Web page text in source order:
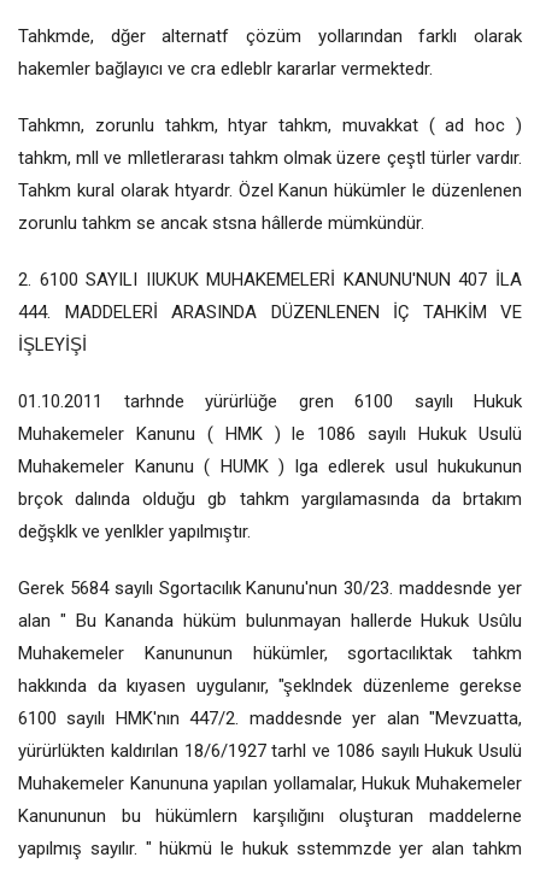
Tahkmde, dğer alternatf çözüm yollarından farklı olarak
hakemler bağlayıcı ve cra edleblr kararlar vermektedr.
Tahkmn, zorunlu tahkm, htyar tahkm, muvakkat ( ad hoc )
tahkm, mll ve mlletlerarası tahkm olmak üzere çeştl türler vardır.
Tahkm kural olarak htyardr. Özel Kanun hükümler le düzenlenen
zorunlu tahkm se ancak stsna hâllerde mümkündür.
2. 6100 SAYILI IIUKUK MUHAKEMELERİ KANUNU'NUN 407 İLA
444. MADDELERİ ARASINDA DÜZENLENEN İÇ TAHKİM VE
İŞLEYİŞİ
01.10.2011 tarhnde yürürlüğe gren 6100 sayılı Hukuk
Muhakemeler Kanunu ( HMK ) le 1086 sayılı Hukuk Usulü
Muhakemeler Kanunu ( HUMK ) lga edlerek usul hukukunun
brçok dalında olduğu gb tahkm yargılamasında da brtakım
değşklk ve yenlkler yapılmıştır.
Gerek 5684 sayılı Sgortacılık Kanunu'nun 30/23. maddesnde yer
alan " Bu Kananda hüküm bulunmayan hallerde Hukuk Usûlu
Muhakemeler Kanununun hükümler, sgortacılıktak tahkm
hakkında da kıyasen uygulanır, "şeklndek düzenleme gerekse
6100 sayılı HMK'nın 447/2. maddesnde yer alan "Mevzuatta,
yürürlükten kaldırılan 18/6/1927 tarhl ve 1086 sayılı Hukuk Usulü
Muhakemeler Kanununa yapılan yollamalar, Hukuk Muhakemeler
Kanununun bu hükümlern karşılığını oluşturan maddelerne
yapılmış sayılır. " hükmü le hukuk sstemmzde yer alan tahkm